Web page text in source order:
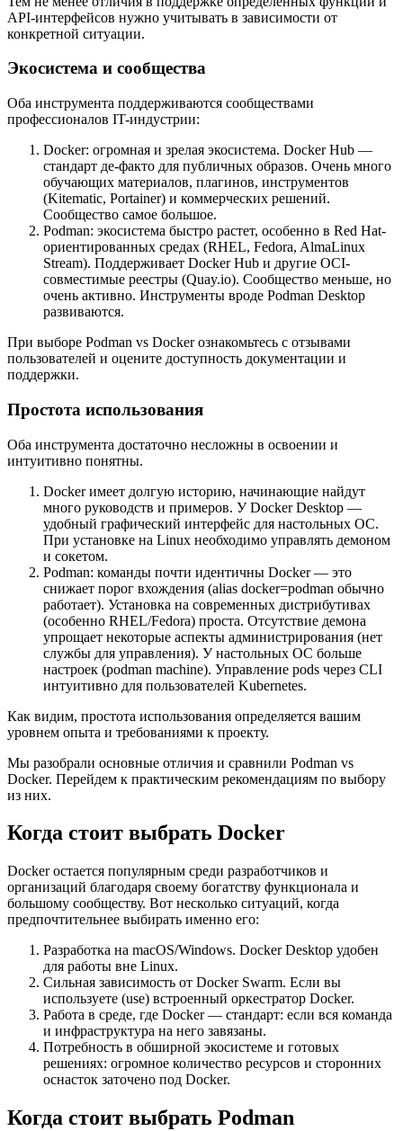
API-интерфейсов нужно учитывать в зависимости от
конкретной ситуации.
Экосистема и сообщества
Оба инструмента поддерживаются сообществами
профессионалов IT-индустрии:
Docker: огромная и зрелая экосистема. Docker Hub —
стандарт де-факто для публичных образов. Очень много
обучающих материалов, плагинов, инструментов
(Kitematic, Portainer) и коммерческих решений.
Сообщество самое большое.
Podman: экосистема быстро растет, особенно в Red Hat-
ориентированных средах (RHEL, Fedora, AlmaLinux
Stream). Поддерживает Docker Hub и другие OCI-
совместимые реестры (Quay.io). Сообщество меньше, но
очень активно. Инструменты вроде Podman Desktop
развиваются.
При выборе Podman vs Docker ознакомьтесь с отзывами
пользователей и оцените доступность документации и
поддержки.
Простота использования
Оба инструмента достаточно несложны в освоении и
интуитивно понятны.
Docker имеет долгую историю, начинающие найдут
много руководств и примеров. У Docker Desktop —
удобный графический интерфейс для настольных ОС.
При установке на Linux необходимо управлять демоном
и сокетом.
Podman: команды почти идентичны Docker — это
снижает порог вхождения (alias docker=podman обычно
работает). Установка на современных дистрибутивах
(особенно RHEL/Fedora) проста. Отсутствие демона
упрощает некоторые аспекты администрирования (нет
службы для управления). У настольных ОС больше
настроек (podman machine). Управление pods через CLI
интуитивно для пользователей Kubernetes.
Как видим, простота использования определяется вашим
уровнем опыта и требованиями к проекту.
Мы разобрали основные отличия и сравнили Podman vs
Docker. Перейдем к практическим рекомендациям по выбору
из них.
Когда стоит выбрать Docker
Docker остается популярным среди разработчиков и
организаций благодаря своему богатству функционала и
большому сообществу. Вот несколько ситуаций, когда
предпочтительнее выбирать именно его:
Разработка на macOS/Windows. Docker Desktop удобен
для работы вне Linux.
Сильная зависимость от Docker Swarm. Если вы
используете (use) встроенный оркестратор Docker.
Работа в среде, где Docker — стандарт: если вся команда
и инфраструктура на него завязаны.
Потребность в обширной экосистеме и готовых
решениях: огромное количество ресурсов и сторонних
оснасток заточено под Docker.
Когда стоит выбрать Podman